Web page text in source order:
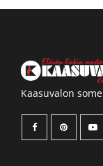
Kaasuvalon some